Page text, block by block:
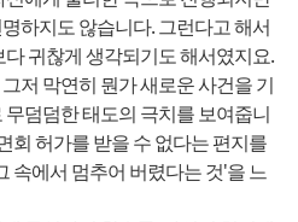
하지도 않습니다. 그런다고 해서
귀찮게 생각되기도 해서였지요.
저 막연히 뭔가 새로운 사건을 기
덤덤한 태도의 극치를 보여줍니
회 허가를 받을 수 없다는 편지를
속에서 멈추어 버렸다는 것'을 느